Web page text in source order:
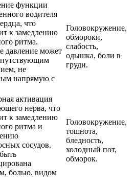
функции
водителя
что
к замедлению
ритма.
давление может
не
напрямую с
Головокружение,
обмороки,
слабость,
одышка, боли в
груди.
активация
нерва, что
к замедлению
ритма и
сосудов.
болью, видом
Головокружение,
тошнота,
бледность,
холодный пот,
обморок.